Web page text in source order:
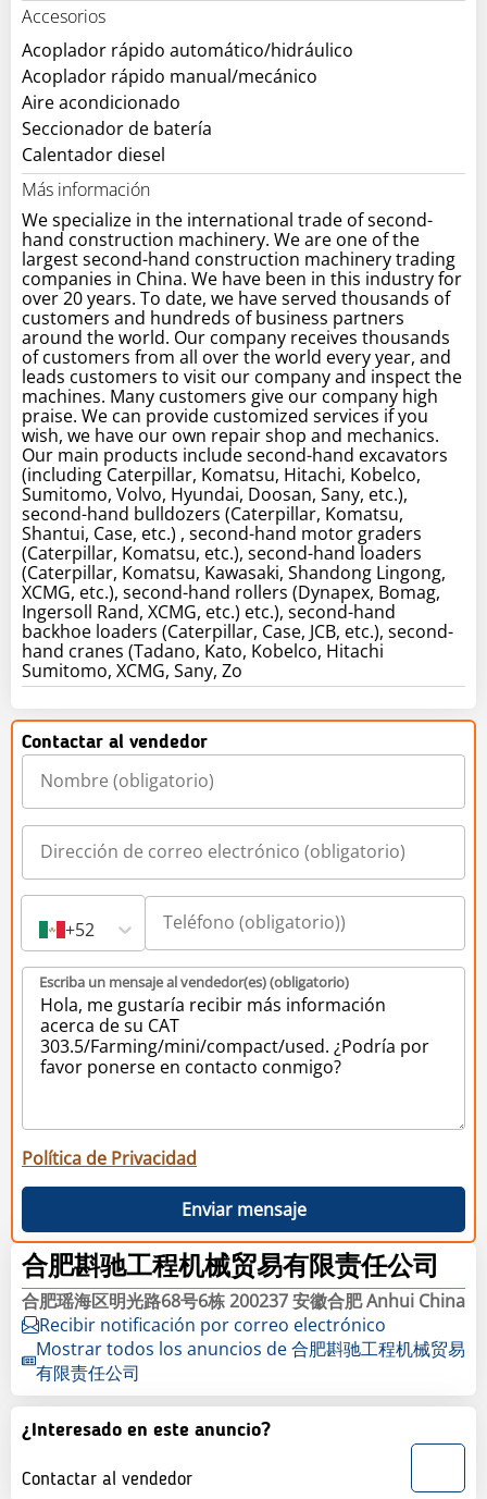
Accesorios
Acoplador rápido automático/hidráulico
Acoplador rápido manual/mecánico
Aire acondicionado
Seccionador de batería
Calentador diesel
Más información
We specialize in the international trade of second-
hand construction machinery. We are one of the
largest second-hand construction machinery trading
companies in China. We have been in this industry for
over 20 years. To date, we have served thousands of
customers and hundreds of business partners
around the world. Our company receives thousands
of customers from all over the world every year, and
leads customers to visit our company and inspect the
machines. Many customers give our company high
praise. We can provide customized services if you
wish, we have our own repair shop and mechanics.
Our main products include second-hand excavators
(including Caterpillar, Komatsu, Hitachi, Kobelco,
Sumitomo, Volvo, Hyundai, Doosan, Sany, etc.),
second-hand bulldozers (Caterpillar, Komatsu,
Shantui, Case, etc.) , second-hand motor graders
(Caterpillar, Komatsu, etc.), second-hand loaders
(Caterpillar, Komatsu, Kawasaki, Shandong Lingong,
XCMG, etc.), second-hand rollers (Dynapex, Bomag,
Ingersoll Rand, XCMG, etc.) etc.), second-hand
backhoe loaders (Caterpillar, Case, JCB, etc.), second-
hand cranes (Tadano, Kato, Kobelco, Hitachi
Sumitomo, XCMG, Sany, Zo
Contactar al vendedor
+52
Escriba un mensaje al vendedor(es) (obligatorio)
Política de Privacidad
Enviar mensaje
合肥斟驰工程机械贸易有限责任公司
合肥瑶海区明光路68号6栋 200237 安徽合肥 Anhui China
Recibir notificación por correo electrónico
Mostrar todos los anuncios de 合肥斟驰工程机械贸易
有限责任公司
¿Interesado en este anuncio?
Contactar al vendedor